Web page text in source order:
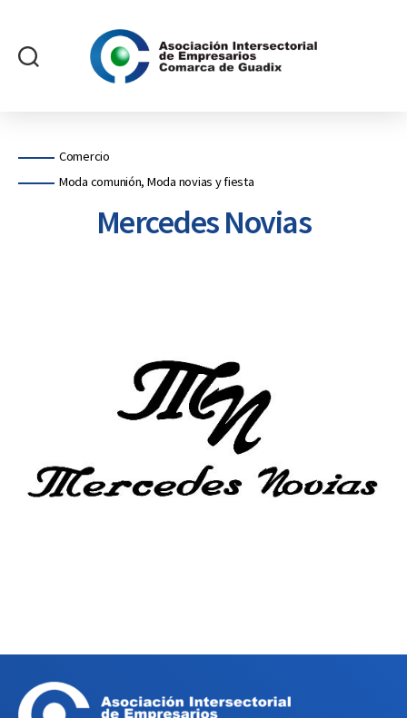
de
Guadix
Comercio
Moda comunión, Moda novias y fiesta
Mercedes Novias